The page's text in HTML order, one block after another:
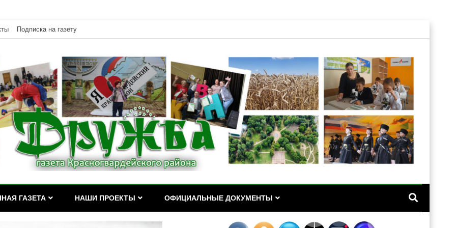
Подписка на газету
района РА
ГАЗЕТА НАШИ ПРОЕКТЫ ОФИЦИАЛЬНЫЕ ДОКУМЕНТЫ